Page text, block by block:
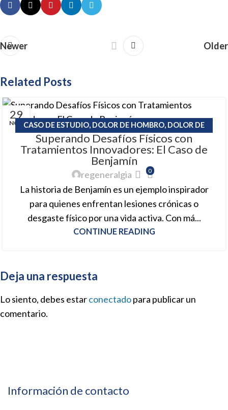
Newer Older
Related Posts
29
NOV CASO DE ESTUDIO, DOLOR DE HOMBRO, DOLOR DE
RODILLA
Superando Desafíos Físicos con
Tratamientos Innovadores: El Caso de
Benjamín
regeneralgia 0
La historia de Benjamín es un ejemplo inspirador
para quienes enfrentan lesiones crónicas o
desgaste físico por una vida activa. Con má...
CONTINUE READING
Deja una respuesta
Lo siento, debes estarconectadopara publicar un
comentario.
Información de contacto